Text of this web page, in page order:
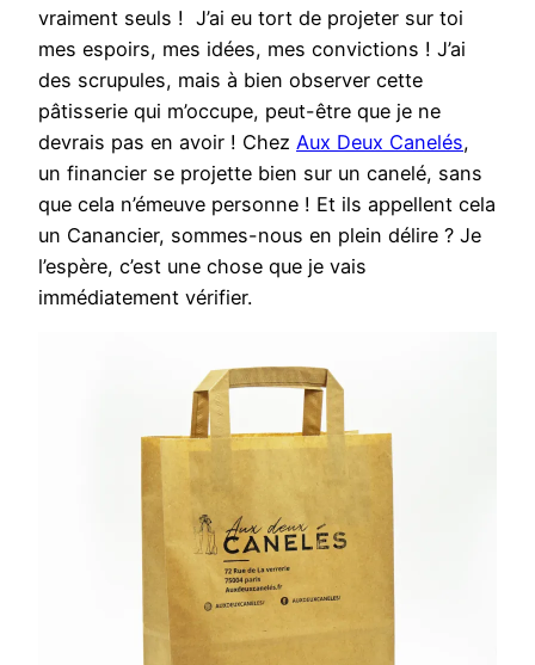
vraiment seuls ! J’ai eu tort de projeter sur toi
mes espoirs, mes idées, mes convictions ! J’ai
des scrupules, mais à bien observer cette
pâtisserie qui m’occupe, peut-être que je ne
devrais pas en avoir ! Chez Aux Deux Canelés,
un financier se projette bien sur un canelé, sans
que cela n’émeuve personne ! Et ils appellent cela
un Canancier, sommes-nous en plein délire ? Je
l’espère, c’est une chose que je vais
immédiatement vérifier.